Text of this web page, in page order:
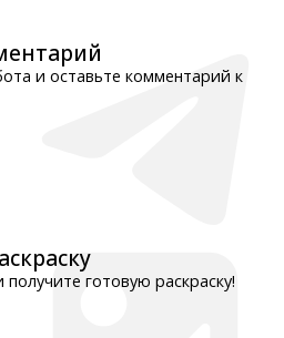
и оставьте комментарий к
готовую раскраску!